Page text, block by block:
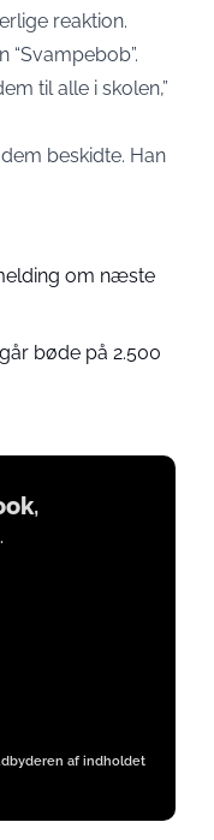
reaktion.
til alle i skolen,”
beskidte. Han
om næste
bøde på 2.500
,
af indholdet